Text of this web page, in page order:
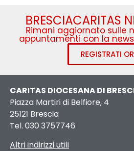
BRESCIACARITAS
Rimani aggiornato sulle
appuntamenti con la
REGISTRATI
CARITAS DIOCESANA DI
Piazza Martiri di Belfiore, 4
25121 Brescia
Tel. 030 3757746
Altri indirizzi utili